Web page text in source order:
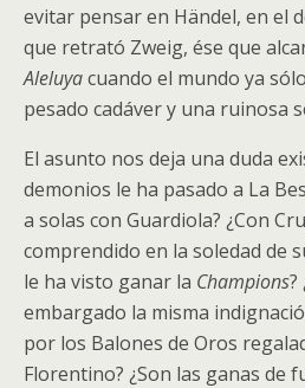
evitar pensar en Händel, en el
que retrató Zweig, ése que
Aleluyacuando el mundo ya
pesado cadáver y una ruinosa
El asunto nos deja una duda
demonios le ha pasado a La
a solas con Guardiola? ¿Con
comprendido en la soledad de
le ha visto ganar la Champions?
embargado la misma
por los Balones de Oros
Florentino? ¿Son las ganas de